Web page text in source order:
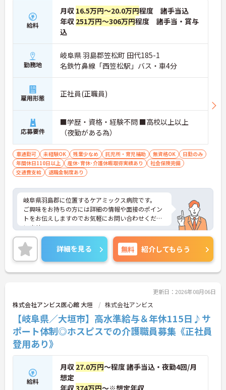
給料
月収 16.5万円～20.0万円程度 諸手当込
年収 251万円～306万円程度 諸手当・賞与
込
勤務地
岐阜県 羽島郡笠松町 田代185-1
名鉄竹鼻線「西笠松駅」バス・車4分
雇用形態 正社員(正職員)
応募要件
■学歴・資格・経験不問 ■高校以上以上
（夜勤がある為）
車通勤可 未経験OK 残業少なめ 託児所・育児補助 無資格OK
日勤のみ
年間休日110日以上
産休･育休･介護休暇取得実績あり
社会保険完備
交通費支給
退職金制度あり
岐阜県羽島郡に位置するケアミックス病院です。
ご興味をお持ちの方には詳細の情報や面接のポイン
トをお伝えしますのでお気軽にお問い合わせくださ
いませ。
詳細を見る 無料 紹介してもらう
更新日：2026年08月06日
株式会社アンビス医心館 大垣 株式会社アンビス
【岐阜県／大垣市】高水準給与＆年休115日♪サ
ポート体制◎ホスピスでの介護職員募集《正社員
登用あり》
給料
月収 27.0万円～程度 諸手当込・夜勤4回/月
想定
年収374万円～※想定年収